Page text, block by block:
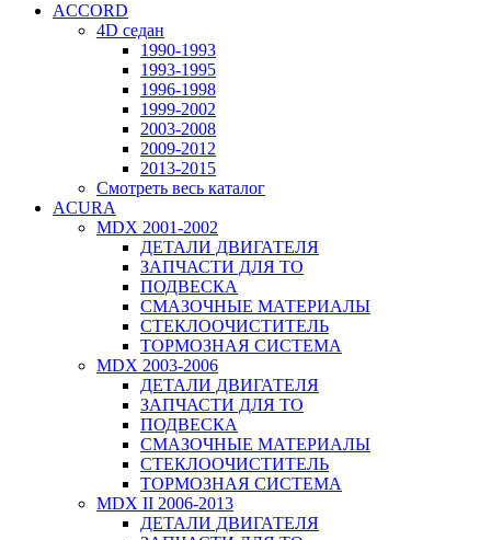
ACCORD
4D седан
1990-1993
1993-1995
1996-1998
1999-2002
2003-2008
2009-2012
2013-2015
Смотреть весь каталог
ACURA
MDX 2001-2002
ДЕТАЛИ ДВИГАТЕЛЯ
ЗАПЧАСТИ ДЛЯ ТО
ПОДВЕСКА
СМАЗОЧНЫЕ МАТЕРИАЛЫ
СТЕКЛООЧИСТИТЕЛЬ
ТОРМОЗНАЯ СИСТЕМА
MDX 2003-2006
ДЕТАЛИ ДВИГАТЕЛЯ
ЗАПЧАСТИ ДЛЯ ТО
ПОДВЕСКА
СМАЗОЧНЫЕ МАТЕРИАЛЫ
СТЕКЛООЧИСТИТЕЛЬ
ТОРМОЗНАЯ СИСТЕМА
MDX II 2006-2013
ДЕТАЛИ ДВИГАТЕЛЯ